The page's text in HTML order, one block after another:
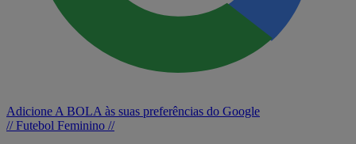
Adicione A BOLA às suas preferências do Google
// Futebol Feminino //